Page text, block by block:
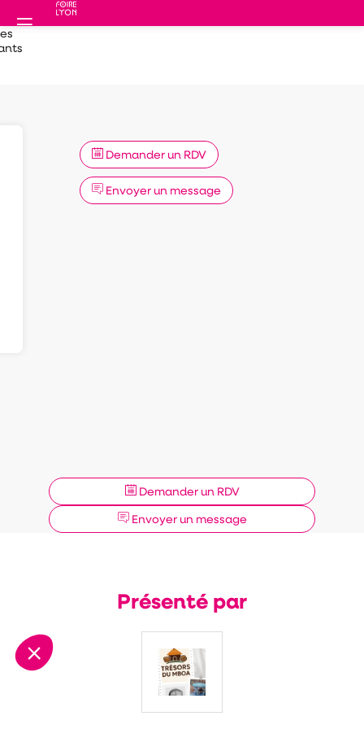
Demander un RDV
Envoyer un message
Demander un RDV
Envoyer un message
Présenté par